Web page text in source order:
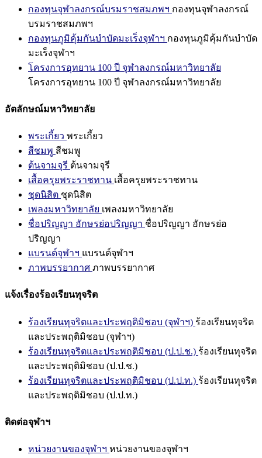
กองทุนจุฬาลงกรณ์บรมราชสมภพฯ กองทุนจุฬาลงกรณ์
บรมราชสมภพฯ
กองทุนภูมิคุ้มกันบำบัดมะเร็งจุฬาฯ กองทุนภูมิคุ้มกันบำบัด
มะเร็งจุฬาฯ
โครงการอุทยาน 100 ปี จุฬาลงกรณ์มหาวิทยาลัย
โครงการอุทยาน 100 ปี จุฬาลงกรณ์มหาวิทยาลัย
อัตลักษณ์มหาวิทยาลัย
พระเกี้ยว พระเกี้ยว
สีชมพู สีชมพู
ต้นจามจุรี ต้นจามจุรี
เสื้อครุยพระราชทาน เสื้อครุยพระราชทาน
ชุดนิสิต ชุดนิสิต
เพลงมหาวิทยาลัย เพลงมหาวิทยาลัย
ชื่อปริญญา อักษรย่อปริญญา ชื่อปริญญา อักษรย่อ
ปริญญา
แบรนด์จุฬาฯ แบรนด์จุฬาฯ
ภาพบรรยากาศ ภาพบรรยากาศ
แจ้งเรื่องร้องเรียนทุจริต
ร้องเรียนทุจริตและประพฤติมิชอบ (จุฬาฯ) ร้องเรียนทุจริต
และประพฤติมิชอบ (จุฬาฯ)
ร้องเรียนทุจริตและประพฤติมิชอบ (ป.ป.ช.) ร้องเรียนทุจริต
และประพฤติมิชอบ (ป.ป.ช.)
ร้องเรียนทุจริตและประพฤติมิชอบ (ป.ป.ท.) ร้องเรียนทุจริต
และประพฤติมิชอบ (ป.ป.ท.)
ติดต่อจุฬาฯ
หน่วยงานของจุฬาฯ หน่วยงานของจุฬาฯ